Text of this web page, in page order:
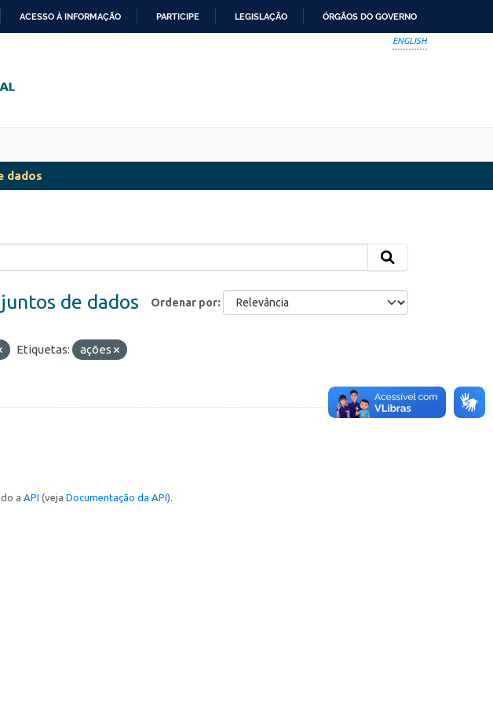
ACESSO À INFORMAÇÃO PARTICIPE LEGISLAÇÃO ÓRGÃOS DO GOVERNO
ENGLISH
dados
Ordenar por
de dados
Etiquetas:
ações
a API (veja Documentação da API).